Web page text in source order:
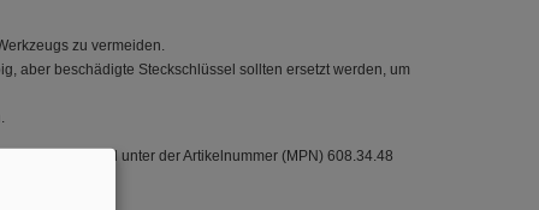
zu vermeiden.
aber beschädigte Steckschlüssel sollten ersetzt werden, um
und wird unter der Artikelnummer (MPN) 608.34.48